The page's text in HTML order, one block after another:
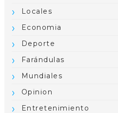
Locales
Economia
Deporte
Farándulas
Mundiales
Opinion
Entretenimiento